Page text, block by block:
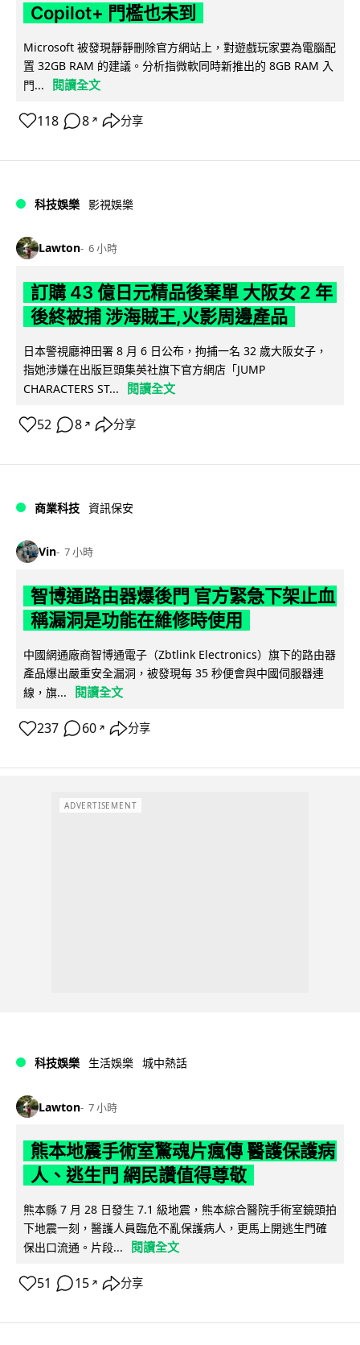
Copilot+ 門檻也未到
Microsoft 被發現靜靜刪除官方網站上，對遊戲玩家要為電腦配
置 32GB RAM 的建議。分析指微軟同時新推出的 8GB RAM 入
門...
閱讀全文
118 8 ↗ 分享
科技娛樂 影視娛樂
Lawton 6 小時
訂購 43 億日元精品後棄單 大阪女 2 年
後終被捕 涉海賊王,火影周邊產品
日本警視廳神田署 8 月 6 日公布，拘捕一名 32 歲大阪女子，
指她涉嫌在出版巨頭集英社旗下官方網店「JUMP
CHARACTERS ST...
閱讀全文
52 8 ↗ 分享
商業科技 資訊保安
Vin 7 小時
智博通路由器爆後門 官方緊急下架止血
稱漏洞是功能在維修時使用
中國網通廠商智博通電子（Zbtlink Electronics）旗下的路由器
產品爆出嚴重安全漏洞，被發現每 35 秒便會與中國伺服器連
線，旗...
閱讀全文
237 60 ↗ 分享
ADVERTISEMENT
科技娛樂 生活娛樂 城中熱話
Lawton 7 小時
熊本地震手術室驚魂片瘋傳 醫護保護病
人、逃生門 網民讚值得尊敬
熊本縣 7 月 28 日發生 7.1 級地震，熊本綜合醫院手術室鏡頭拍
下地震一刻，醫護人員臨危不亂保護病人，更馬上開逃生門確
保出口流通。片段...
閱讀全文
51 15 ↗ 分享